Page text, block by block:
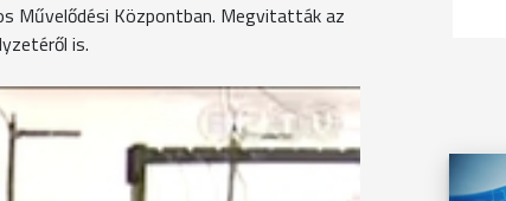
Művelődési Központban. Megvitatták az
is.
A könnyűipar korábbi
mára megkopott a fénye. Kitörési